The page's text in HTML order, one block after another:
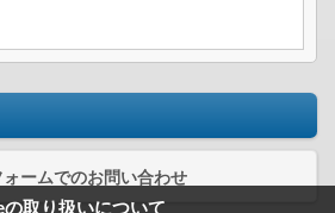
取り扱いについて
ームでのお問い合わせ